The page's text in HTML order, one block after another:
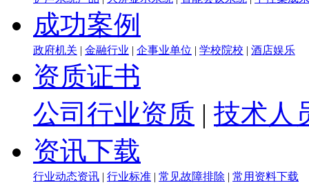
成功案例
政府机关 | 金融行业 | 企事业单位 | 学校院校 | 酒店娱乐
资质证书
公司行业资质 | 技术人
资讯下载
行业动态资讯 | 行业标准 | 常见故障排除 | 常用资料下载